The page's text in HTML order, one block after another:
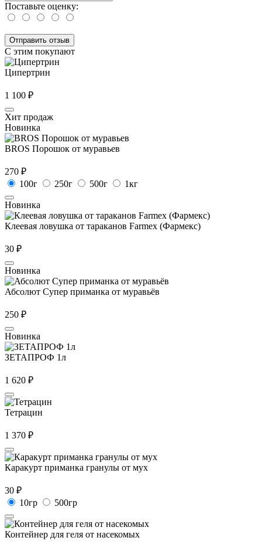
Поставьте оценку:
С этим покупают
Ципертрин
1 100 ₽
Хит продаж
Новинка
BROS Порошок от муравьев
270 ₽
100г
250г 500г 1кг
Новинка
Клеевая ловушка от тараканов Farmex (Фармекс)
30 ₽
Новинка
Абсолют Супер приманка от муравьёв
250 ₽
Новинка
ЗЕТАПРОФ 1л
1 620 ₽
Тетрацин
1 370 ₽
Каракурт приманка гранулы от мух
30 ₽
10гр
500гр
Контейнер для геля от насекомых